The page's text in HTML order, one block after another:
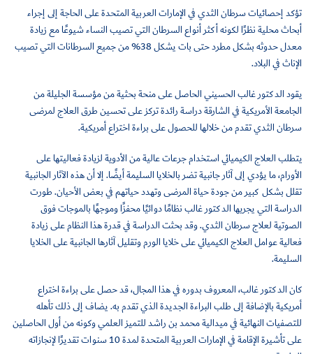
تؤكد إحصائيات سرطان الثدي في الإمارات العربية المتحدة على الحاجة إلى إجراء
أبحاث محلية نظرًا لكونه أكثر أنواع السرطان التي تصيب النساء شيوعًا مع زيادة
معدل حدوثه بشكل مطرد حتى بات يشكل 38% من جميع السرطانات التي تصيب
الإناث في البلاد.
يقود الدكتور غالب الحسيني الحاصل على منحة بحثية من مؤسسة الجليلة من
الجامعة الأمريكية في الشارقة دراسة رائدة تركز على تحسين طرق العلاج لمرضى
سرطان الثدي تقدم من خلالها للحصول على براءة اختراع أمريكية.
يتطلب العلاج الكيميائي استخدام جرعات عالية من الأدوية لزيادة فعاليتها على
الأورام، ما يؤدي إلى آثار جانبية تضر بالخلايا السليمة أيضًا. إلا أن هذه الآثار الجانبية
تقلل بشكل كبير من جودة حياة المرضى وتهدد حياتهم في بعض الأحيان. طورت
الدراسة التي يجريها الدكتور غالب نظامًا دوائيًا محفزًا وموجهًا بالموجات فوق
الصوتية لعلاج سرطان الثدي. وقد بحثت الدراسة في قدرة هذا النظام على زيادة
فعالية عوامل العلاج الكيميائي على خلايا الورم وتقليل آثارها الجانبية على الخلايا
السليمة.
كان الدكتور غالب، المعروف بدوره في هذا المجال، قد حصل على براءة اختراع
أمريكية بالإضافة إلى طلب البراءة الجديدة الذي تقدم به. يضاف إلى ذلك تأهله
للتصفيات النهائية في ميدالية محمد بن راشد للتميز العلمي وكونه من أول الحاصلين
على تأشيرة الإقامة في الإمارات العربية المتحدة لمدة 10 سنوات تقديرًا لإنجازاته